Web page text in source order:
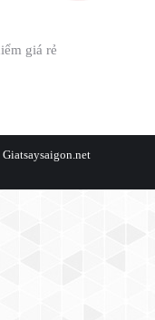
giá rẻ
Giatsaysaigon.net